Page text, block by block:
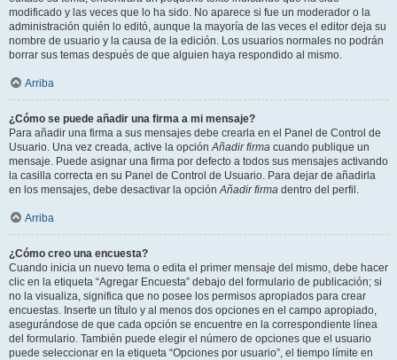
modificado y las veces que lo ha sido. No aparece si fue un moderador o la
administración quién lo editó, aunque la mayoría de las veces el editor deja su
nombre de usuario y la causa de la edición. Los usuarios normales no podrán
borrar sus temas después de que alguien haya respondido al mismo.
Arriba
¿Cómo se puede añadir una firma a mi mensaje?
Para añadir una firma a sus mensajes debe crearla en el Panel de Control de
Usuario. Una vez creada, active la opciónAñadir firma cuando publique un
mensaje. Puede asignar una firma por defecto a todos sus mensajes activando
la casilla correcta en su Panel de Control de Usuario. Para dejar de añadirla
en los mensajes, debe desactivar la opciónAñadir firma dentro del perfil.
Arriba
¿Cómo creo una encuesta?
Cuando inicia un nuevo tema o edita el primer mensaje del mismo, debe hacer
clic en la etiqueta “Agregar Encuesta” debajo del formulario de publicación; si
no la visualiza, significa que no posee los permisos apropiados para crear
encuestas. Inserte un título y al menos dos opciones en el campo apropiado,
asegurándose de que cada opción se encuentre en la correspondiente línea
del formulario. También puede elegir el número de opciones que el usuario
puede seleccionar en la etiqueta “Opciones por usuario”, el tiempo límite en